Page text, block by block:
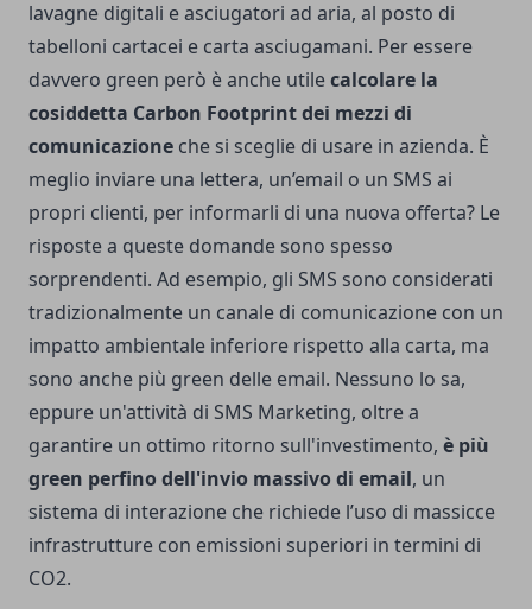
lavagne digitali e asciugatori ad aria, al posto di
tabelloni cartacei e carta asciugamani. Per essere
davvero green però è anche utilecalcolare la
cosiddetta Carbon Footprint dei mezzi di
comunicazione che si sceglie di usare in azienda. È
meglio inviare una lettera, un’email o un SMS ai
propri clienti, per informarli di una nuova offerta? Le
risposte a queste domande sono spesso
sorprendenti. Ad esempio, gli SMS sono considerati
tradizionalmente un canale di comunicazione con un
impatto ambientale inferiore rispetto alla carta, ma
sono anche più green delle email. Nessuno lo sa,
eppure un'attività di SMS Marketing, oltre a
garantire un ottimo ritorno sull'investimento, è più
green perfino dell'invio massivo di email, un
sistema di interazione che richiede l’uso di massicce
infrastrutture con emissioni superiori in termini di
CO2.